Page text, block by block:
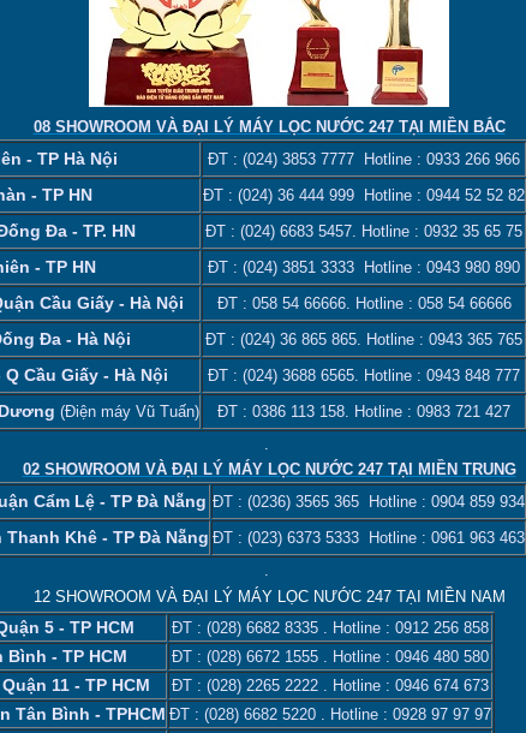
08 SHOWROOM VÀ ĐẠI LÝ MÁY LỌC NƯỚC 247 TẠI MIỀN BẮC
- TP Hà Nội ĐT : (024) 3853 7777 Hotline : 0933 266 966
- TP HN ĐT : (024) 36 444 999 Hotline : 0944 52 52 82
Đa - TP. HN ĐT : (024) 6683 5457 . Hotline : 0932 35 65 75
- TP HN ĐT : (024) 3851 3333 Hotline : 0943 980 890
Cầu Giấy - Hà Nội ĐT : 058 54 66666. Hotline : 058 54 66666
Đa - Hà Nội ĐT : (024) 36 865 865 . Hotline : 0943 365 765
Cầu Giấy - Hà Nội ĐT : (024) 3688 6565 . Hotline : 0943 848 777
(Điện máy Vũ Tuấn) ĐT : 0386 113 158‬ . Hotline : 0983 721 427
02 SHOWROOM VÀ ĐẠI LÝ MÁY LỌC NƯỚC 247 TẠI MIỀN TRUNG
Cẩm Lệ - TP Đà Nẵng ĐT : (0236) 3565 365 Hotline : 0904 859 934
Khê - TP Đà Nẵng ĐT : (023) 6373 5333 Hotline : 0961 963 463
12 SHOWROOM VÀ ĐẠI LÝ MÁY LỌC NƯỚC 247 TẠI MIỀN NAM
5 - TP HCM ĐT : (028) 6682 8335 . Hotline : 0912 256 858
Bình - TP HCM ĐT : (028) 6672 1555 . Hotline : 0946 480 580
11 - TP HCM ĐT : (028) 2265 2222 . Hotline : 0946 674 673
Tân Bình - TPHCM ĐT : (028) 6682 5220 . Hotline : 0928 97 97 97